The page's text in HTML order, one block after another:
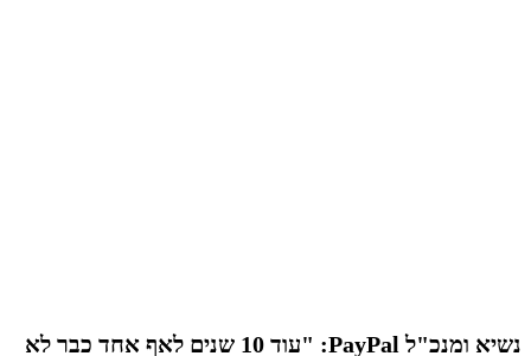
נשיא ומנכ"ל PayPal: "עוד 10 שנים לאף אחד כבר לא